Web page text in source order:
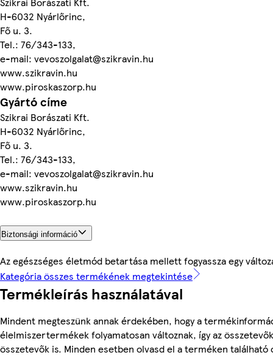
H-6032 Nyárlőrinc,
Fő u. 3.
Tel.: 76/343-133,
e-mail: vevoszolgalat@szikravin.hu
www.szikravin.hu
www.piroskaszorp.hu
Gyártó címe
Szikrai Borászati Kft.
H-6032 Nyárlőrinc,
Fő u. 3.
Tel.: 76/343-133,
e-mail: vevoszolgalat@szikravin.hu
www.szikravin.hu
www.piroskaszorp.hu
Biztonsági információ
Az egészséges életmód betartása mellett fogyassza egy
Kategória összes termékének megtekintése
Termékleírás használatával
Mindent megteszünk annak érdekében, hogy a
élelmiszertermékek folyamatosan változnak, így az
összetevők is. Minden esetben olvasd el a terméken található